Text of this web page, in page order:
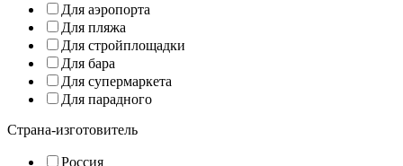
Для аэропорта
Для пляжа
Для стройплощадки
Для бара
Для супермаркета
Для парадного
Страна-изготовитель
Россия